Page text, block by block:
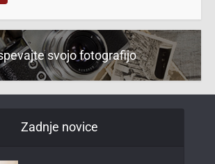
svojo fotografijo
Zadnje novice